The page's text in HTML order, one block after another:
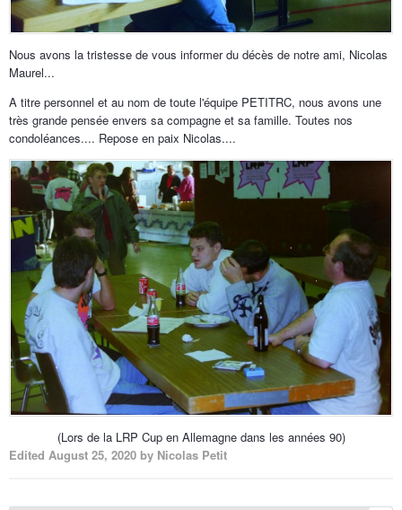
Nous avons la tristesse de vous informer du décès de notre ami, Nicolas
Maurel...
A titre personnel et au nom de toute l'équipe PETITRC, nous avons une
très grande pensée envers sa compagne et sa famille. Toutes nos
condoléances.... Repose en paix Nicolas....
(Lors de la LRP Cup en Allemagne dans les années 90)
Edited August 25, 2020 by Nicolas Petit